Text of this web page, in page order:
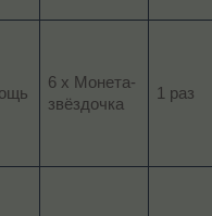
6 x Монета-
звёздочка
1 раз